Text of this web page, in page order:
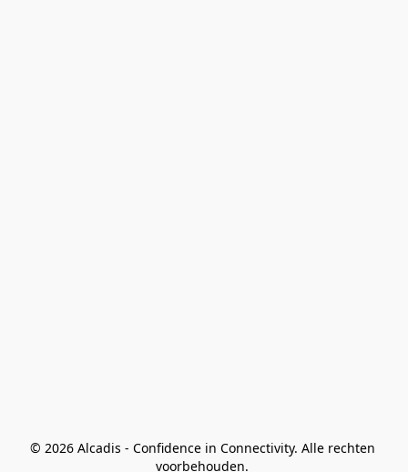
© 2026 Alcadis - Confidence in Connectivity. Alle rechten
voorbehouden.